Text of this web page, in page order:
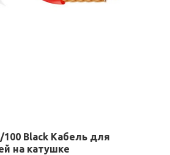
100 Black Кабель для
на катушке